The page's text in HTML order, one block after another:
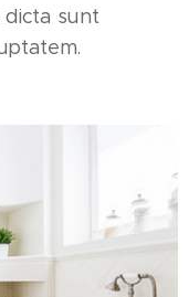
dicta sunt